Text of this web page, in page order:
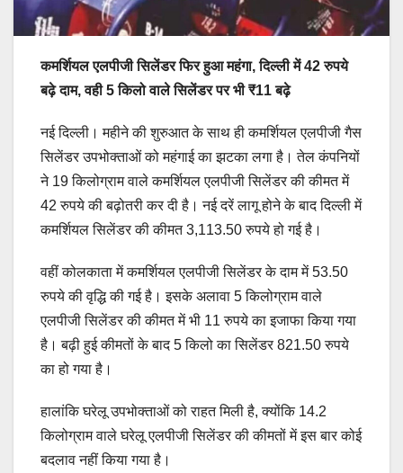
कमर्शियल एलपीजी सिलेंडर फिर हुआ महंगा, दिल्ली में 42 रुपये
बढ़े दाम, वही 5 किलो वाले सिलेंडर पर भी ₹11 बढ़े
नई दिल्ली। महीने की शुरुआत के साथ ही कमर्शियल एलपीजी गैस
सिलेंडर उपभोक्ताओं को महंगाई का झटका लगा है। तेल कंपनियों
ने 19 किलोग्राम वाले कमर्शियल एलपीजी सिलेंडर की कीमत में
42 रुपये की बढ़ोतरी कर दी है। नई दरें लागू होने के बाद दिल्ली में
कमर्शियल सिलेंडर की कीमत 3,113.50 रुपये हो गई है।
वहीं कोलकाता में कमर्शियल एलपीजी सिलेंडर के दाम में 53.50
रुपये की वृद्धि की गई है। इसके अलावा 5 किलोग्राम वाले
एलपीजी सिलेंडर की कीमत में भी 11 रुपये का इजाफा किया गया
है। बढ़ी हुई कीमतों के बाद 5 किलो का सिलेंडर 821.50 रुपये
का हो गया है।
हालांकि घरेलू उपभोक्ताओं को राहत मिली है, क्योंकि 14.2
किलोग्राम वाले घरेलू एलपीजी सिलेंडर की कीमतों में इस बार कोई
बदलाव नहीं किया गया है।